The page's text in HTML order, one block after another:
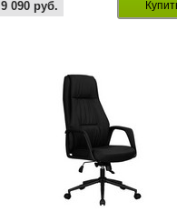
9 090 руб.